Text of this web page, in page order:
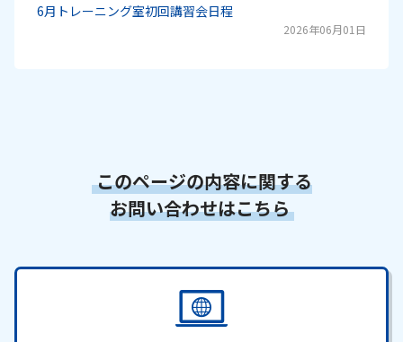
6月トレーニング室初回講習会日程
2026年06月01日
このページの内容に関する
お問い合わせはこちら